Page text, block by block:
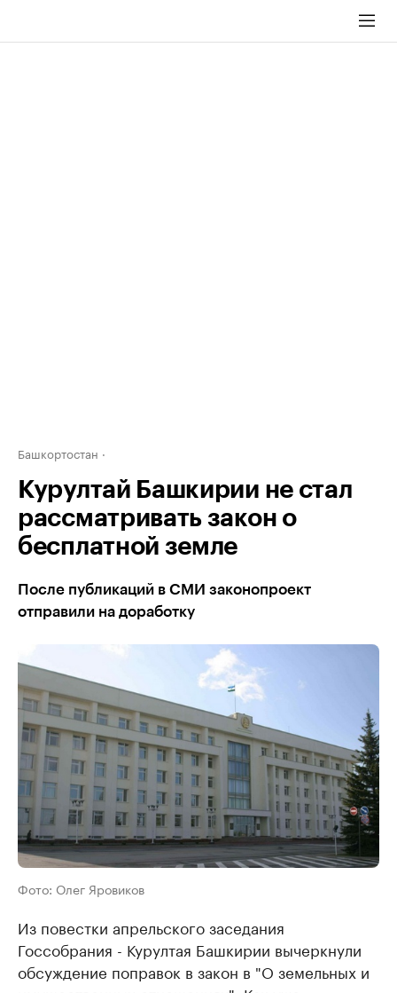
Башкортостан
Курултай Башкирии не стал
рассматривать закон о
бесплатной земле
После публикаций в СМИ законопроект
отправили на доработку
Фото: Олег Яровиков
Из повестки апрельского заседания
Госсобрания - Курултая Башкирии вычеркнули
обсуждение поправок в закон в "О земельных и